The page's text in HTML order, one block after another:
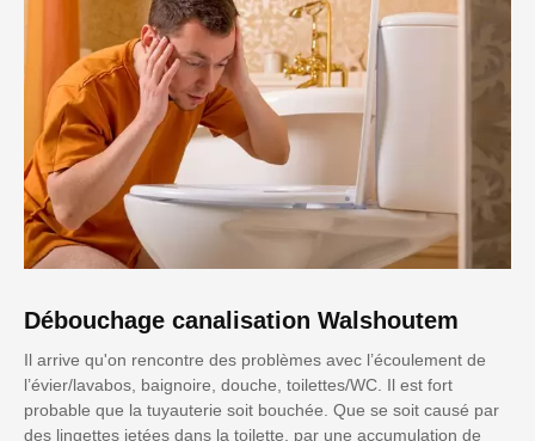
Débouchage canalisation Walshoutem
Il arrive qu'on rencontre des problèmes avec l’écoulement de
l’évier/lavabos, baignoire, douche, toilettes/WC. Il est fort
probable que la tuyauterie soit bouchée. Que se soit causé par
des lingettes jetées dans la toilette, par une accumulation de